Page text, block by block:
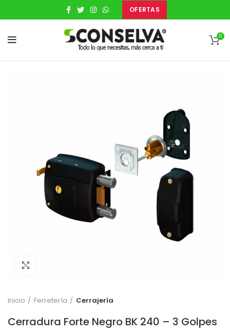
OFERTAS
0
Inicio Ferretería Cerrajería
Cerradura Forte Negro BK 240 – 3 Golpes